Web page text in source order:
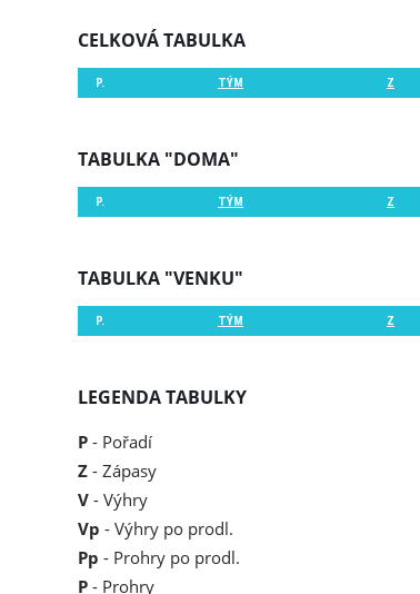
CELKOVÁ TABULKA
P. TÝM Z
TABULKA "DOMA"
P. TÝM Z
TABULKA "VENKU"
P. TÝM Z
LEGENDA TABULKY
P - Pořadí
Z - Zápasy
V - Výhry
Vp - Výhry po prodl.
Pp - Prohry po prodl.
P - Prohry